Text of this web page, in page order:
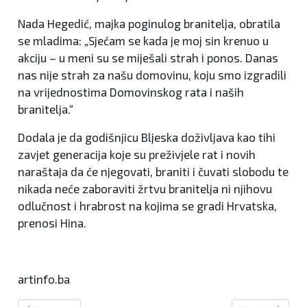
Nada Hegedić, majka poginulog branitelja, obratila
se mladima: „Sjećam se kada je moj sin krenuo u
akciju – u meni su se miješali strah i ponos. Danas
nas nije strah za našu domovinu, koju smo izgradili
na vrijednostima Domovinskog rata i naših
branitelja.“
Dodala je da godišnjicu Bljeska doživljava kao tihi
zavjet generacija koje su preživjele rat i novih
naraštaja da će njegovati, braniti i čuvati slobodu te
nikada neće zaboraviti žrtvu branitelja ni njihovu
odlučnost i hrabrost na kojima se gradi Hrvatska,
prenosi Hina.
artinfo.ba